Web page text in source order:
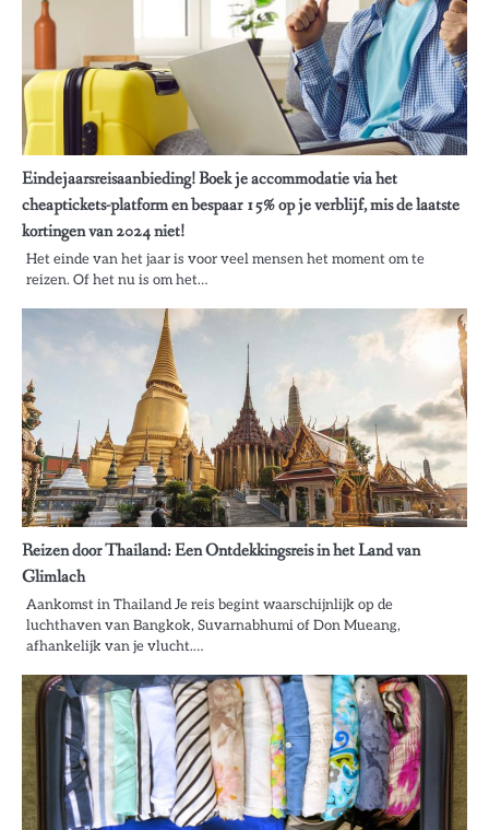
Eindejaarsreisaanbieding! Boek je accommodatie via het
cheaptickets-platform en bespaar 15% op je verblijf, mis de laatste
kortingen van 2024 niet!
Het einde van het jaar is voor veel mensen het moment om te
reizen. Of het nu is om het…
Reizen door Thailand: Een Ontdekkingsreis in het Land van
Glimlach
Aankomst in Thailand Je reis begint waarschijnlijk op de
luchthaven van Bangkok, Suvarnabhumi of Don Mueang,
afhankelijk van je vlucht.…